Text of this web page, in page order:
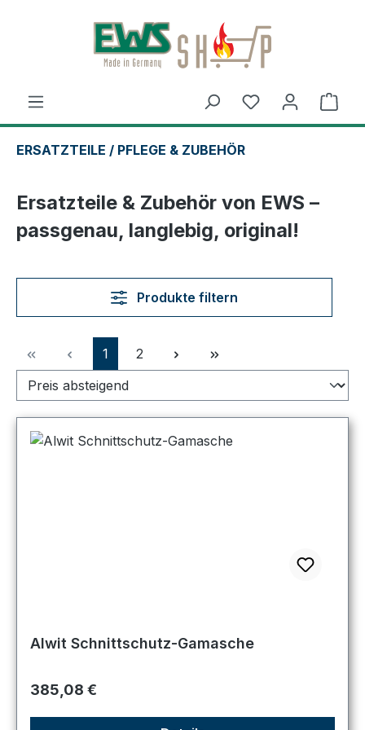
Zum Hauptinhalt springen
ERSATZTEILE / PFLEGE & ZUBEHÖR
Ersatzteile & Zubehör von EWS –
passgenau, langlebig, original!
Produkte filtern
Seite
1 Seite
2
Alwit Schnittschutz-Gamasche
Regulärer Preis:
385,08 €